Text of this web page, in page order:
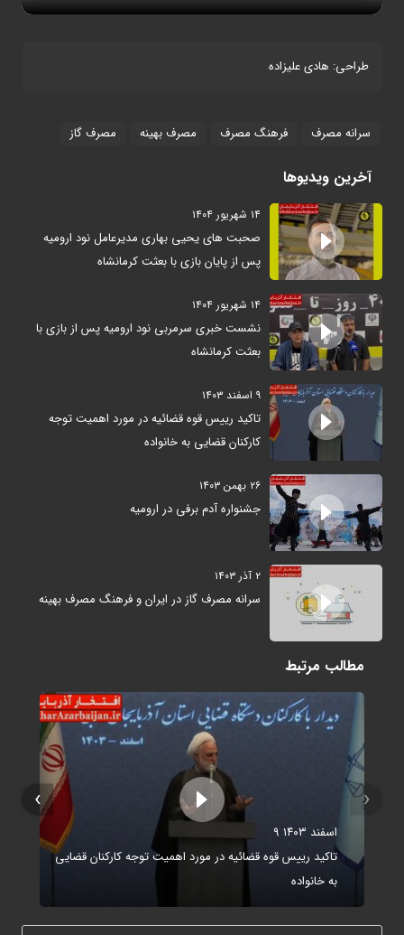
طراحی: هادی علیزاده
سرانه مصرف فرهنگ مصرف مصرف بهینه مصرف گاز
آخرین ویدیوها
۱۴ شهریور ۱۴۰۴
صحبت های یحیی بهاری مدیرعامل نود ارومیه
پس از پایان بازی با بعثت کرمانشاه
۱۴ شهریور ۱۴۰۴
نشست خبری سرمربی نود ارومیه پس از بازی با
بعثت کرمانشاه
۹ اسفند ۱۴۰۳
تاکید رییس قوه قضائیه در مورد اهمیت توجه
کارکنان قضایی به خانواده
۲۶ بهمن ۱۴۰۳
جشنواره آدم برفی در ارومیه
۲ آذر ۱۴۰۳
سرانه مصرف گاز در ایران و فرهنگ مصرف بهینه
مطالب مرتبط
۹ اسفند ۱۴۰۳
تاکید رییس قوه قضائیه در مورد اهمیت توجه کارکنان قضایی
به خانواده
‹
›